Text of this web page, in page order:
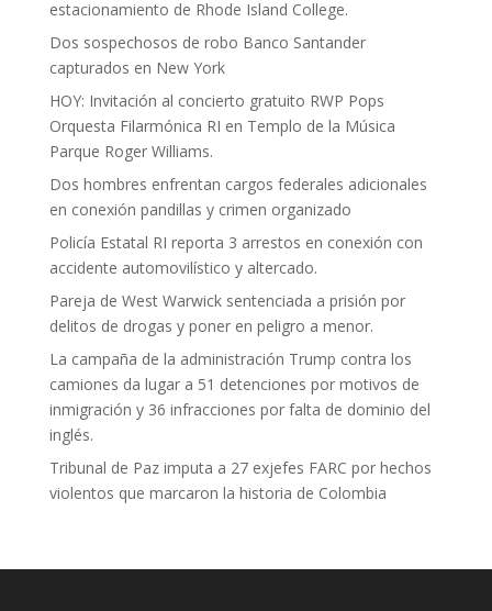
estacionamiento de Rhode Island College.
Dos sospechosos de robo Banco Santander
capturados en New York
HOY: Invitación al concierto gratuito RWP Pops
Orquesta Filarmónica RI en Templo de la Música
Parque Roger Williams.
Dos hombres enfrentan cargos federales adicionales
en conexión pandillas y crimen organizado
Policía Estatal RI reporta 3 arrestos en conexión con
accidente automovilístico y altercado.
Pareja de West Warwick sentenciada a prisión por
delitos de drogas y poner en peligro a menor.
La campaña de la administración Trump contra los
camiones da lugar a 51 detenciones por motivos de
inmigración y 36 infracciones por falta de dominio del
inglés.
Tribunal de Paz imputa a 27 exjefes FARC por hechos
violentos que marcaron la historia de Colombia